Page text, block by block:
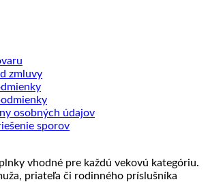
zmluvy
osobných údajov
sporov
vhodné pre každú vekovú kategóriu.
priateľa či rodinného príslušníka